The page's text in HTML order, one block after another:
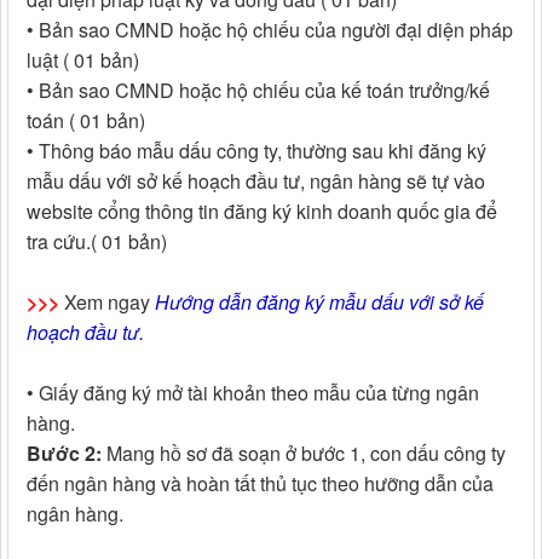
• Bản sao CMND hoặc hộ chiếu của người đại diện pháp
luật ( 01 bản)
• Bản sao CMND hoặc hộ chiếu của kế toán trưởng/kế
toán ( 01 bản)
• Thông báo mẫu dấu công ty, thường sau khi đăng ký
mẫu dấu với sở kế hoạch đầu tư, ngân hàng sẽ tự vào
website cổng thông tin đăng ký kinh doanh quốc gia để
tra cứu.( 01 bản)
>>> Xem ngayHướng dẫn đăng ký mẫu dấu với sở kế
hoạch đầu tư.
• Giấy đăng ký mở tài khoản theo mẫu của từng ngân
hàng.
Bước 2: Mang hồ sơ đã soạn ở bước 1, con dấu công ty
đến ngân hàng và hoàn tất thủ tục theo hưỡng dẫn của
ngân hàng.